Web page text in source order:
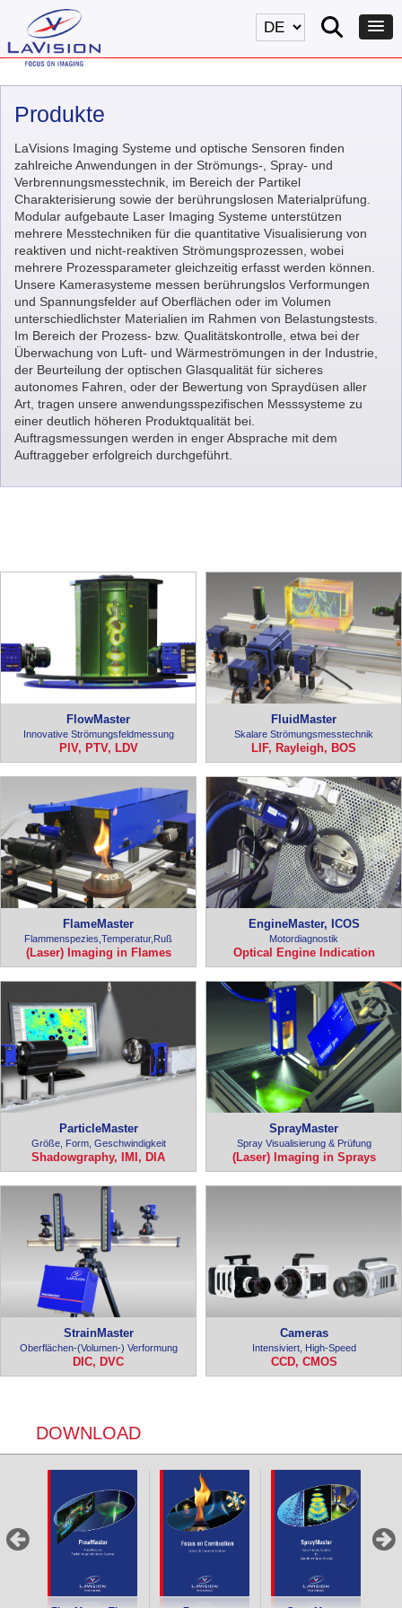
Produkte
LaVisions Imaging Systeme und optische Sensoren finden
zahlreiche Anwendungen in der Strömungs-, Spray- und
Verbrennungsmesstechnik, im Bereich der Partikel
Charakterisierung sowie der berührungslosen Materialprüfung.
Modular aufgebaute Laser Imaging Systeme unterstützen
mehrere Messtechniken für die quantitative Visualisierung von
reaktiven und nicht-reaktiven Strömungsprozessen, wobei
mehrere Prozessparameter gleichzeitig erfasst werden können.
Unsere Kamerasysteme messen berührungslos Verformungen
und Spannungsfelder auf Oberflächen oder im Volumen
unterschiedlichster Materialien im Rahmen von Belastungstests.
Im Bereich der Prozess- bzw. Qualitätskontrolle, etwa bei der
Überwachung von Luft- und Wärmeströmungen in der Industrie,
der Beurteilung der optischen Glasqualität für sicheres
autonomes Fahren, oder der Bewertung von Spraydüsen aller
Art, tragen unsere anwendungsspezifischen Messsysteme zu
einer deutlich höheren Produktqualität bei.
Auftragsmessungen werden in enger Absprache mit dem
Auftraggeber erfolgreich durchgeführt.
FlowMaster
Innovative Strömungsfeldmessung
PIV, PTV, LDV
FluidMaster
Skalare Strömungsmesstechnik
LIF, Rayleigh, BOS
FlameMaster
Flammenspezies,Temperatur,Ruß
(Laser) Imaging in Flames
EngineMaster, ICOS
Motordiagnostik
Optical Engine Indication
ParticleMaster
Größe, Form, Geschwindigkeit
Shadowgraphy, IMI, DIA
SprayMaster
Spray Visualisierung & Prüfung
(Laser) Imaging in Sprays
StrainMaster
Oberflächen-(Volumen-) Verformung
DIC, DVC
Cameras
Intensiviert, High-Speed
CCD, CMOS
DOWNLOAD